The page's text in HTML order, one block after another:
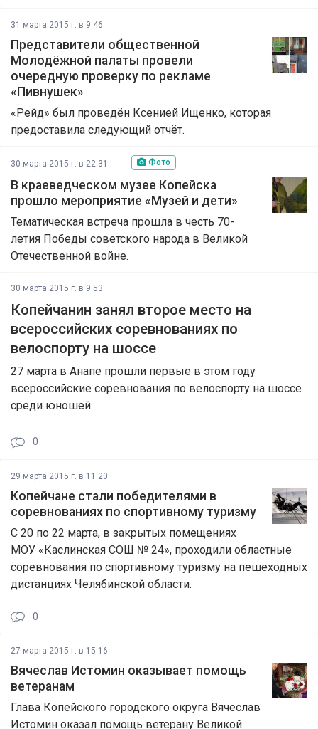
31 марта 2015 г. в 9:46
Представители общественной
Молодёжной палаты провели
очередную проверку по рекламе
«Пивнушек»
«Рейд» был проведён Ксенией Ищенко, которая
предоставила следующий отчёт.
30 марта 2015 г. в 22:31 Фото
В краеведческом музее Копейска
прошло мероприятие «Музей и дети»
Тематическая встреча прошла в честь 70-
летия Победы советского народа в Великой
Отечественной войне.
30 марта 2015 г. в 9:53
Копейчанин занял второе место на
всероссийских соревнованиях по
велоспорту на шоссе
27 марта в Анапе прошли первые в этом году
всероссийские соревнования по велоспорту на шоссе
среди юношей.
0
29 марта 2015 г. в 11:20
Копейчане стали победителями в
соревнованиях по спортивному туризму
С 20 по 22 марта, в закрытых помещениях
МОУ «Каслинская СОШ № 24», проходили областные
соревнования по спортивному туризму на пешеходных
дистанциях Челябинской области.
0
27 марта 2015 г. в 15:16
Вячеслав Истомин оказывает помощь
ветеранам
Глава Копейского городского округа Вячеслав
Истомин оказал помощь ветерану Великой